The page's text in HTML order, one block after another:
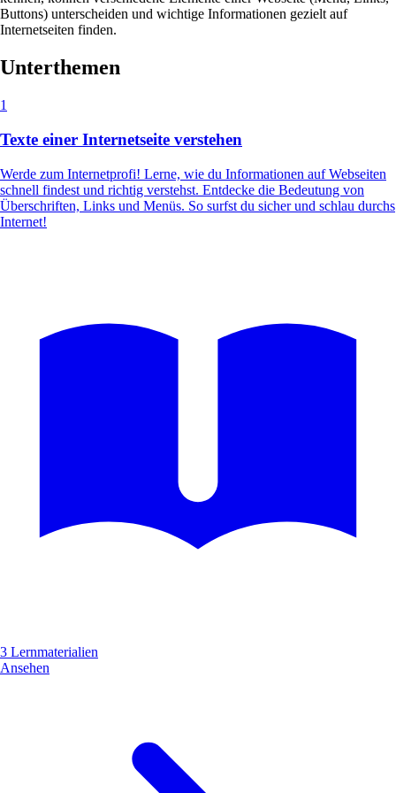
Buttons) unterscheiden und wichtige Informationen gezielt auf
Internetseiten finden.
Unterthemen
1
Texte einer Internetseite verstehen
Werde zum Internetprofi! Lerne, wie du Informationen auf Webseiten
schnell findest und richtig verstehst. Entdecke die Bedeutung von
Überschriften, Links und Menüs. So surfst du sicher und schlau durchs
Internet!
3 Lernmaterialien
Ansehen